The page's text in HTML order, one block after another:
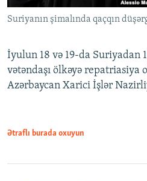
Suriyanın şimalında qaçqın
İyulun 18 və 19-da Suriyadan
vətəndaşı ölkəyə repatriasiya
Azərbaycan Xarici İşlər
Ətraflı burada oxuyun